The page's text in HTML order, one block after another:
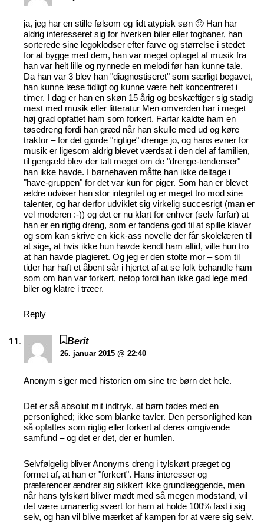
ja, jeg har en stille følsom og lidt atypisk søn 🙂 Han har
aldrig interesseret sig for hverken biler eller togbaner, han
sorterede sine legoklodser efter farve og størrelse i stedet
for at bygge med dem, han var meget optaget af musik fra
han var helt lille og nynnede en melodi før han kunne tale.
Da han var 3 blev han "diagnostiseret" som særligt begavet,
han kunne læse tidligt og kunne være helt koncentreret i
timer. I dag er han en skøn 15 årig og beskæftiger sig stadig
mest med musik eller litteratur Men omverden har i meget
høj grad opfattet ham som forkert. Farfar kaldte ham en
tøsedreng fordi han græd når han skulle med ud og køre
traktor – for det gjorde "rigtige" drenge jo, og hans evner for
musik er ligesom aldrig blevet værdsat i den del af familien,
til gengæld blev der talt meget om de "drenge-tendenser"
han ikke havde. I børnehaven måtte han ikke deltage i
"have-gruppen" for det var kun for piger. Som han er blevet
ældre udviser han stor integritet og er meget tro mod sine
talenter, og har derfor udviklet sig virkelig succesrigt (man er
vel moderen :-)) og det er nu klart for enhver (selv farfar) at
han er en rigtig dreng, som er fandens god til at spille klaver
og som kan skrive en kick-ass novelle der får skolelæren til
at sige, at hvis ikke hun havde kendt ham altid, ville hun tro
at han havde plagieret. Og jeg er den stolte mor – som til
tider har haft et åbent sår i hjertet af at se folk behandle ham
som om han var forkert, netop fordi han ikke gad lege med
biler og klatre i træer.
Reply
Berit
26. januar 2015 @ 22:40
Anonym siger med historien om sine tre børn det hele.
Det er så absolut mit indtryk, at børn fødes med en
personlighed; ikke som blanke tavler. Den personlighed kan
så opfattes som rigtig eller forkert af deres omgivende
samfund – og det er det, der er humlen.
Selvfølgelig bliver Anonyms dreng i tylskørt præget og
formet af, at han er "forkert". Hans interesser og
præferencer ændrer sig sikkert ikke grundlæggende, men
når hans tylskørt bliver mødt med så megen modstand, vil
det være umanerlig svært for ham at holde 100% fast i sig
selv, og han vil blive mærket af kampen for at være sig selv.